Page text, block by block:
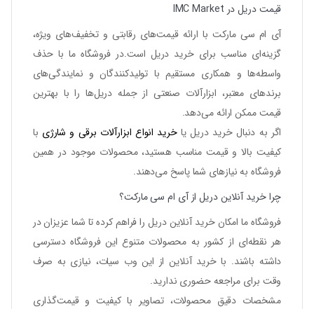
قیمت دریل در IMC Market
آی ام سی مارکت با ارائه قیمت‌های رقابتی و تخفیف‌های ویژه،
گزینه‌ای مناسب برای خرید دریل است.در فروشگاه ما با حذف
واسطه‌ها و همکاری مستقیم با تولیدکنندگان و نمایندگی‌های
برندهای معتبر، ابزارآلات صنعتی از جمله دریل‌ها را با بهترین
قیمت ممکن ارائه می‌دهد.
اگر به دنبالخرید دریلیا خرید انواع ابزارآلات برقی و شارژی با
کیفیت بالا و قیمت مناسب هستید، محصولات موجود در همین
فروشگاه به نیازهای شما پاسخ می‌دهند.
چرا خرید آنلاین دریل از آی ام سی مارکت؟
فروشگاه ما امکانخرید آنلاین دریلرا فراهم کرده تا شما عزیزان در
هر نقطه‌ای از کشور به محصولات متنوع این فروشگاه دسترسی
داشته باشند. با خرید آنلاین از این وب سیات، نیازی به صرف
وقت برای مراجعه حضوری ندارید.
مشخصات دقیق محصولات، تصاویر با کیفیت و قیمت‌گذاری